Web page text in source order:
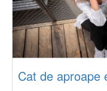
Cat de aproape